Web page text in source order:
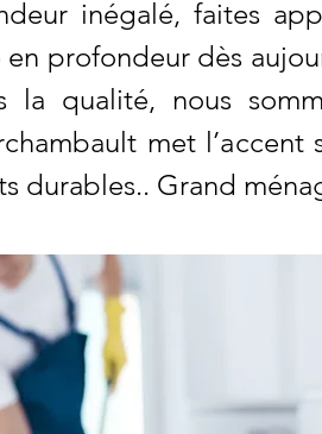
inégalé, faites
profondeur dès
la qualité, nous
met
durables.. Grand